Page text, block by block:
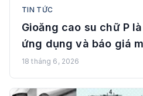
TIN TỨC
Gioăng cao su chữ P
ứng dụng và báo giá
18 tháng 6, 2026